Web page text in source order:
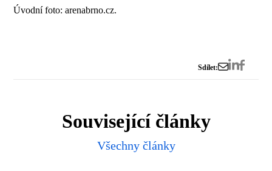
Úvodní foto: arenabrno.cz.
Sdílet:
Související články
Všechny články